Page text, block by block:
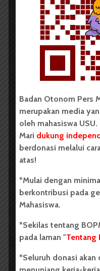
Perkebunan
Redaksi 2 menit
Dua
USU Raih
Sumatra
Dark Mode |
Oleh: Iyusarah
BERITA KAMPUS
Badan Otonom Pers
merupakan media
oleh mahasiswa USU.
Mari dukung
berdonasi melalui
atas!
*Mulai dengan
berkontribusi pada
Mahasiswa.
*Sekilas tentang
pada laman "Tentang
*Seluruh donasi akan